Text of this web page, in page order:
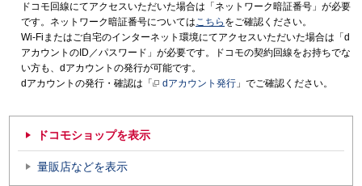
ドコモ回線にてアクセスいただいた場合は「ネットワーク暗証番号」が必要
です。ネットワーク暗証番号についてはこちら をご確認ください。
Wi-Fiまたはご自宅のインターネット環境にてアクセスいただいた場合は「d
アカウントのID／パスワード」が必要です。ドコモの契約回線をお持ちでな
い方も、dアカウントの発行が可能です。
dアカウントの発行・確認は「
dアカウント発行 」でご確認ください。
ドコモショップを表示
量販店などを表示